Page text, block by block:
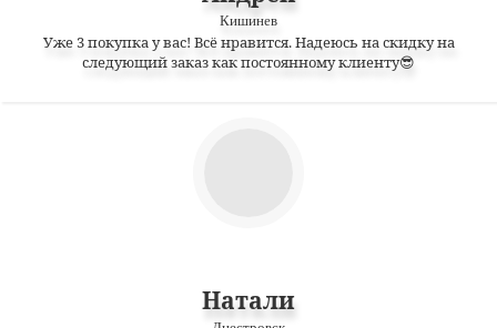
Кишинев
Уже 3 покупка у вас! Всё нравится. Надеюсь на скидку на
следующий заказ как постоянному клиенту😎
Натали